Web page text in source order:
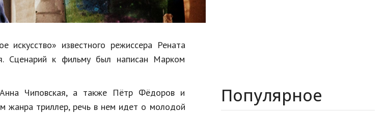
Наука и технологии
известного режиссера Рената
Сценарий к фильму был написан Марком
Чиповская, а также Пётр Фёдоров и
триллер, речь в нем идет о молодой
Популярное